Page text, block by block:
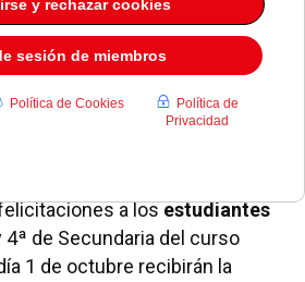
a losestudiantes
4ª de Secundaria del curso
1 de octubre recibirán la